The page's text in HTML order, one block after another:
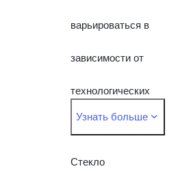
варьироваться в
зависимости от
технологических
процессов, метода
измерения и
Узнать больше
Стекло